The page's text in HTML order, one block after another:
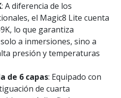
: A diferencia de los
el Magic8 Lite cuenta
lo que garantiza
a inmersiones, sino a
presión y temperaturas
de 6 capas: Equipado con
de cuarta